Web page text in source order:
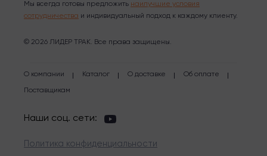
Мы всегда готовы предложить наилучшие условия
сотрудничества и индивидуальный подход к каждому клиенту.
© 2026 ЛИДЕР ТРАК. Все права защищены.
О компании Каталог О доставке Об оплате
Поставщикам
Наши соц. сети:
Политика конфиденциальности